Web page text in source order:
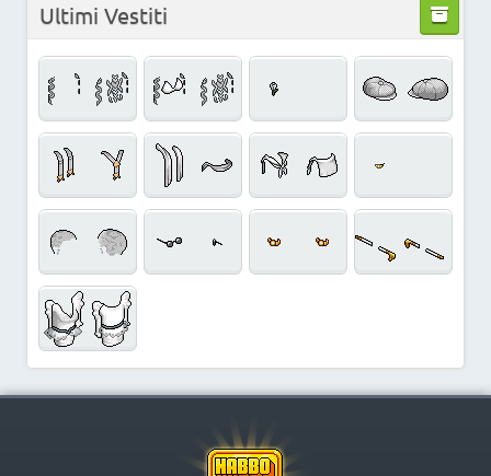
Ultimi Vestiti